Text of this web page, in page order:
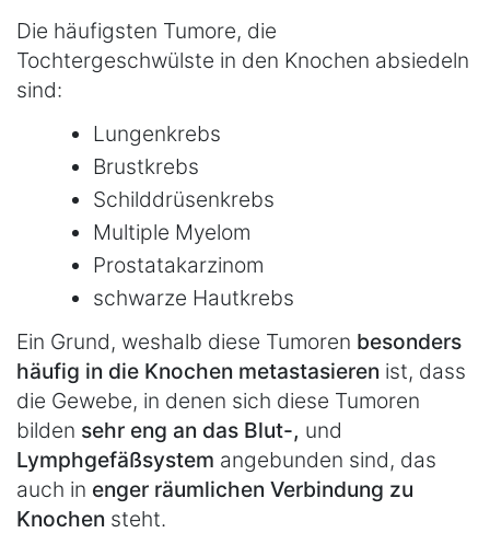
Die häufigsten Tumore, die
Tochtergeschwülste in den Knochen absiedeln
sind:
Lungenkrebs
Brustkrebs
Schilddrüsenkrebs
Multiple Myelom
Prostatakarzinom
schwarze Hautkrebs
Ein Grund, weshalb diese Tumoren besonders
häufig in die Knochen metastasieren ist, dass
die Gewebe, in denen sich diese Tumoren
bilden sehr eng an das Blut-, und
Lymphgefäßsystem angebunden sind, das
auch in enger räumlichen Verbindung zu
Knochen steht.